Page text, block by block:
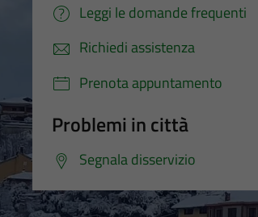
Leggi le domande frequenti
Richiedi assistenza
Prenota appuntamento
Problemi in città
Segnala disservizio